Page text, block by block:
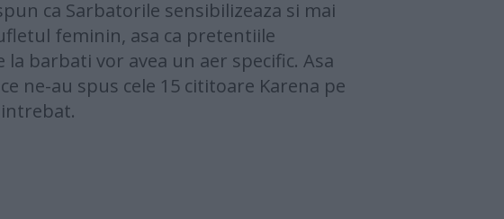
ca Sarbatorile sensibilizeaza si mai
feminin, asa ca pretentiile
la barbati vor avea un aer specific. Asa
ne-au spus cele 15 cititoare Karena pe